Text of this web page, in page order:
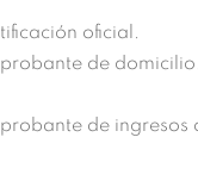
oficial.
de
de ingresos